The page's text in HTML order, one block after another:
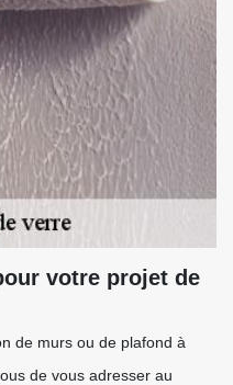
votre projet de
de murs ou de plafond à
de vous adresser au